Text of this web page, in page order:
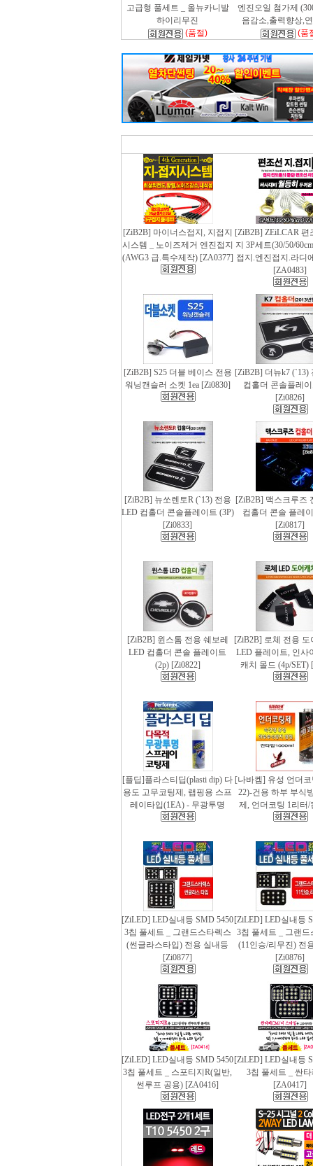
고급형 풀세트 _ 올뉴카니발
하이리무진
(품절)
엔진오일 첨가제
음감소,출력향상,
(품
[ZiB2B] 마이너스접지, 지접지
시스템 _ 노이즈제거 엔진접지
(AWG3 급.특수제작) [ZA0377]
[ZiB2B] ZEiLCAR 편
지 3P세트(30/50/
접지.엔진접지.라디
[ZA0483]
[ZiB2B] S25 더블 베이스 전용
워닝캔슬러 소켓 1ea [Zi0830]
[ZiB2B] 더뉴k7 (`13)
컵홀더 콘솔플레
[Zi0826]
[ZiB2B] 뉴쏘렌토R (`13) 전용
LED 컵홀더 콘솔플레이트 (3P)
[Zi0833]
[ZiB2B] 맥스크루즈
컵홀더 콘솔 플레
[Zi0817]
[ZiB2B] 윈스톰 전용 쉐보레
LED 컵홀더 콘솔 플레이트
(2p) [Zi0822]
[ZiB2B] 로체 전용 도
LED 플레이트, 인사
캐치 몰드 (4p/SET)
[플딥]플라스티딥(plasti dip) 다
용도 고무코팅제, 랩핑용 스프
레이타입(1EA) - 무광투명
[나바켐] 유성 언더
22)-건용 하부 부식
제, 언더코팅 1리터/
[ZiLED] LED실내등 SMD 5450
3칩 풀세트 _ 그랜드스타렉스
(썬글라스타입) 전용 실내등
[Zi0877]
[ZiLED] LED실내등
3칩 풀세트 _ 그랜드
(11인승/리무진) 전
[Zi0876]
[ZiLED] LED실내등 SMD 5450
3칩 풀세트 _ 스포티지R(일반,
썬루프 공용) [ZA0416]
[ZiLED] LED실내등
3칩 풀세트 _ 싼
[ZA0417]